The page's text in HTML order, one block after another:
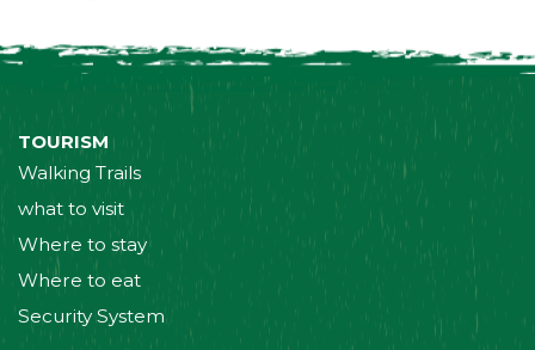
TOURISM
Walking Trails
what to visit
Where to stay
Where to eat
Security System